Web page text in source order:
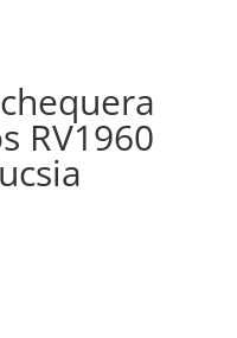
RV1960